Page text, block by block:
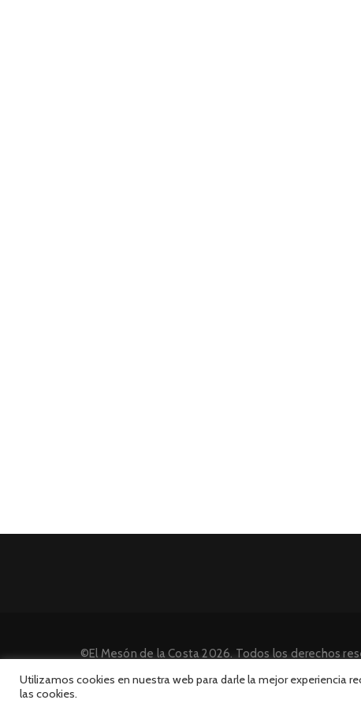
©El Mesón de la Costa 2026. Todos los derechos
Desarrollado por INFORmedia
Utilizamos cookies en nuestra web para darle la mejor experiencia
las cookies.